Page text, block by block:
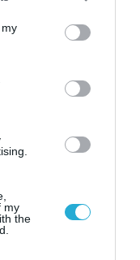
You may click to
third-party tags to
in below Google
my
the
ασφάλειας.
σημαντικά γεγονότα
πολιτικό
μεταπτυχιακή
Σχέσεις και τη